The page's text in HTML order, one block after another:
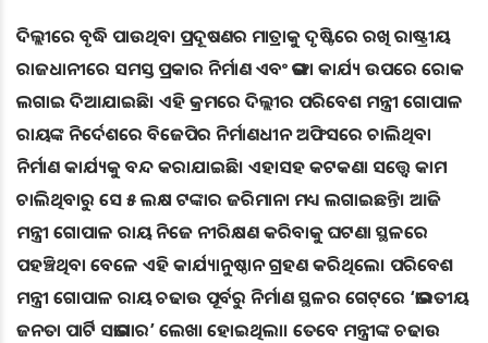
ଦିଲ୍ଲୀରେ ବୃଦ୍ଧି ପାଉଥିବା ପ୍ରଦୂଷଣର ମାତ୍ରାକୁ ଦୃଷ୍ଟିରେ ରଖି ରାଷ୍ଟ୍ରୀୟ
ରାଜଧାନୀରେ ସମସ୍ତ ପ୍ରକାର ନିର୍ମାଣ ଏବଂ ଭଙ୍ଗା କାର୍ଯ୍ୟ ଉପରେ ରୋକ
ଲଗାଇ ଦିଆଯାଇଛି। ଏହି କ୍ରମରେ ଦିଲ୍ଲୀର ପରିବେଶ ମନ୍ତ୍ରୀ ଗୋପାଳ
ରାୟଙ୍କ ନିର୍ଦେଶରେ ବିଜେପିର ନିର୍ମାଣଧୀନ ଅଫିସରେ ଚାଲିଥିବା
ନିର୍ମାଣ କାର୍ଯ୍ୟକୁ ବନ୍ଦ କରାଯାଇଛି। ଏହାସହ କଟକଣା ସତ୍ତ୍ୱେ କାମ
ଚାଲିଥିବାରୁ ସେ ୫ ଲକ୍ଷ ଟଙ୍କାର ଜରିମାନା ମଧ୍ୟ ଲଗାଇଛନ୍ତି। ଆଜି
ମନ୍ତ୍ରୀ ଗୋପାଳ ରାୟ ନିଜେ ନୀରିକ୍ଷଣ କରିବାକୁ ଘଟଣା ସ୍ଥଳରେ
ପହଞ୍ଚିଥିବା ବେଳେ ଏହି କାର୍ଯ୍ୟାନୁଷ୍ଠାନ ଗ୍ରହଣ କରିଥିଲେ। ପରିବେଶ
ମନ୍ତ୍ରୀ ଗୋପାଳ ରାୟ ଚଢାଉ ପୂର୍ବରୁ ନିର୍ମାଣ ସ୍ଥଳର ଗେଟ୍‌ରେ ‘ଭାରତୀୟ
ଜନତା ପାର୍ଟି ସଭାଗାର’ ଲେଖା ହୋଇଥିଲା। ତେବେ ମନ୍ତ୍ରୀଙ୍କ ଚଢାଉ